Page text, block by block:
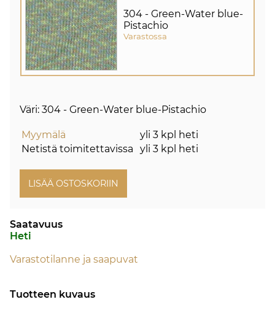
304 - Green-Water blue-
Pistachio
Varastossa
Väri: 304 - Green-Water blue-Pistachio
Myymälä
yli 3 kpl heti
Netistä toimitettavissa
yli 3 kpl heti
Saatavuus
Heti
Varastotilanne ja saapuvat
Tuotteen kuvaus